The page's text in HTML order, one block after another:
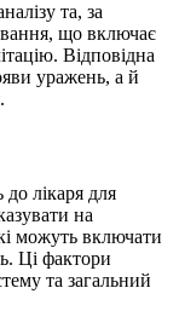
та, за
що включає
Відповідна
уражень, а й
лікаря для
на
можуть включати
Ці фактори
та загальний